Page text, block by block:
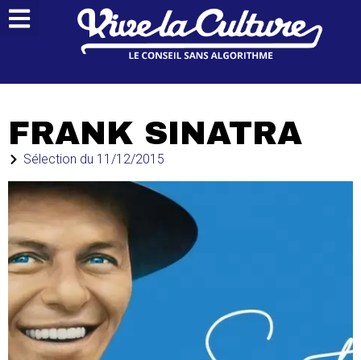
FRANK SINATRA
Sélection du 11/12/2015